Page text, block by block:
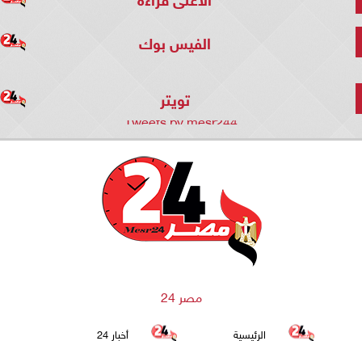
الفيس بوك
تويتر
Tweets by mesr244
مصر 24
الرئيسية أخبار 24